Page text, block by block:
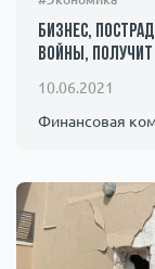
Бизнес,
войны,
10.06.2021
Финансовая